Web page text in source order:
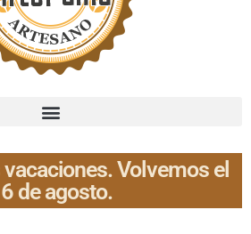
Volvemos el
de agosto.